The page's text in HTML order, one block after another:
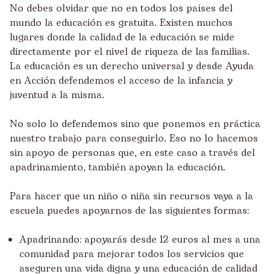
No debes olvidar que no en todos los países del
mundo la educación es gratuita. Existen muchos
lugares donde la calidad de la educación se mide
directamente por el nivel de riqueza de las familias.
La educación es un derecho universal y desde Ayuda
en Acción defendemos el acceso de la infancia y
juventud a la misma.
No solo lo defendemos sino que ponemos en práctica
nuestro trabajo para conseguirlo. Eso no lo hacemos
sin apoyo de personas que, en este caso a través del
apadrinamiento, también apoyan la educación.
Para hacer que un niño o niña sin recursos vaya a la
escuela puedes apoyarnos de las siguientes formas:
Apadrinando: apoyarás desde 12 euros al mes a una
comunidad para mejorar todos los servicios que
aseguren una vida digna y una educación de calidad